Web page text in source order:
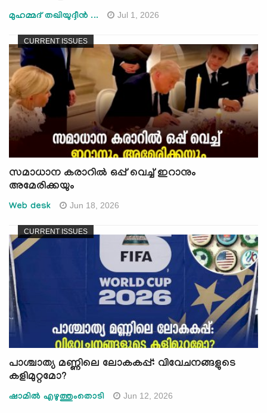
മുഹമ്മദ് തഖിയുദ്ദീൻ ... Jul 1, 2026
CURRENT ISSUES
സമാധാന കരാറില്‍ ഒപ്പ് വെച്ച് ഇറാനും
അമേരിക്കയും
Web desk Jun 18, 2026
CURRENT ISSUES
പാശ്ചാത്യ മണ്ണിലെ ലോകകപ്പ്: വിവേചനങ്ങളുടെ
കളിമുറ്റമോ?
ഷാമിൽ എഴുത്തുംതൊടി Jun 12, 2026